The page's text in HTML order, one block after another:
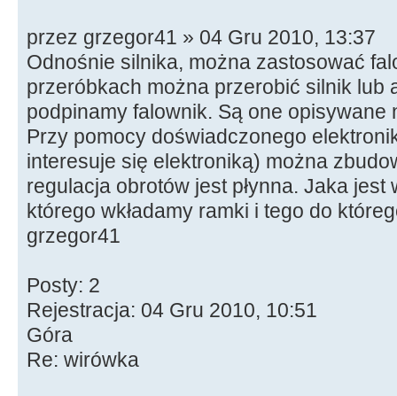
przez grzegor41 » 04 Gru 2010, 13:37
Odnośnie silnika, można zastosować
przeróbkach można przerobić silnik lub
podpinamy falownik. Są one
Przy pomocy doświadczonego
interesuje się elektroniką) można
regulacja obrotów jest płynna. Jaka
którego wkładamy ramki i tego do
grzegor41
Posty: 2
Rejestracja: 04 Gru 2010, 10:51
Góra
Re: wirówka